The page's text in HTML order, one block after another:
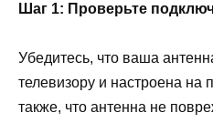
Шаг 1: Проверьте
Убедитесь, что ваша
телевизору и настроена на
также, что антенна не